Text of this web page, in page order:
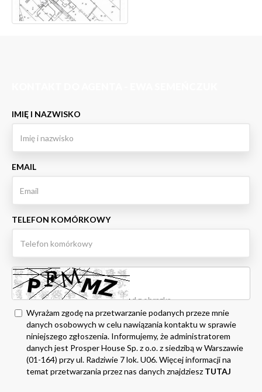
IMIĘ I NAZWISKO
EMAIL
TELEFON KOMÓRKOWY
Wyrażam zgodę na przetwarzanie podanych przeze mnie
danych osobowych w celu nawiązania kontaktu w sprawie
niniejszego zgłoszenia. Informujemy, że administratorem
danych jest Prosper House Sp. z o.o. z siedzibą w Warszawie
(01-164) przy ul. Radziwie 7 lok. U06. Więcej informacji na
temat przetwarzania przez nas danych znajdziesz TUTAJ